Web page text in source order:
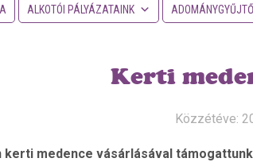
ALKOTÓI PÁLYÁZATAINK
Kerti
Közzétéve:
kerti medence vásárlásával